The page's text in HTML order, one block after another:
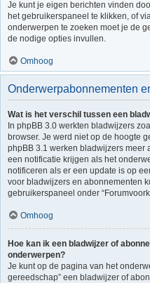
Je kunt je eigen berichten vinden
het gebruikerspaneel te klikken, of
onderwerpen te zoeken moet je de
de nodige opties invullen.
Omhoog
Onderwerpabonnementen
Wat is het verschil tussen een
In phpBB 3.0 werkten bladwijzers
browser. Je werd niet op de hoogte
phpBB 3.1 werken bladwijzers meer
een notificatie krijgen als het
notificeren als er een update is op
voor bladwijzers en abonnementen
gebruikerspaneel onder
Omhoog
Hoe kan ik een bladwijzer of
onderwerpen?
Je kunt op de pagina van het
gereedschap” een bladwijzer of